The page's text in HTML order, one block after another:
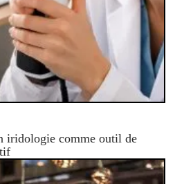
iridologie comme outil de